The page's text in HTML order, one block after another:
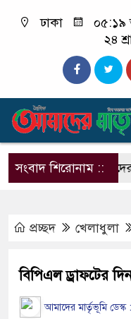
ঢাকা
০৫:১৯
২৪
সংবাদ শিরোনাম ::
জুলাই যোদ্ধাদের
প্রচ্ছদ খেলাধুলা
বিপিএল ড্রাফটের
আমাদের মার্তৃভূমি ডেস্ক :